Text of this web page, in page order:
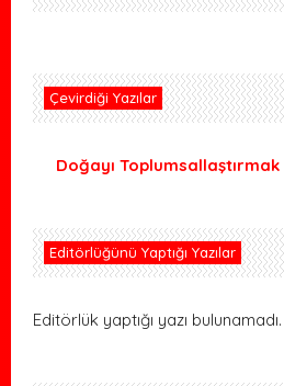
Çevirdiği Yazılar
Doğayı Toplumsallaştırmak
Editörlüğünü Yaptığı Yazılar
Editörlük yaptığı yazı bulunamadı.